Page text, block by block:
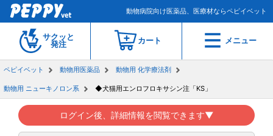
動物病院向け医薬品、医療材ならペピイベット
サクッと
発注
カート メニュー
ペピイベット 動物用医薬品 動物用 化学療法剤
動物用 ニューキノロン系 ◆犬猫用エンロフロキサシン注「KS」
ログイン後、詳細情報を閲覧できます▼